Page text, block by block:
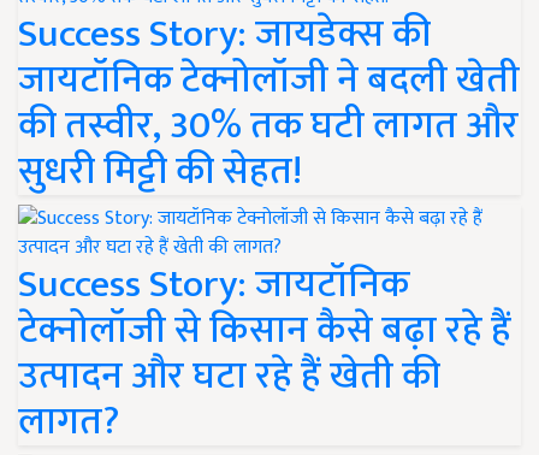
Success Story: जायडेक्स की
जायटॉनिक टेक्नोलॉजी ने बदली खेती
की तस्वीर, 30% तक घटी लागत और
सुधरी मिट्टी की सेहत!
Success Story: जायटॉनिक
टेक्नोलॉजी से किसान कैसे बढ़ा रहे हैं
उत्पादन और घटा रहे हैं खेती की
लागत?